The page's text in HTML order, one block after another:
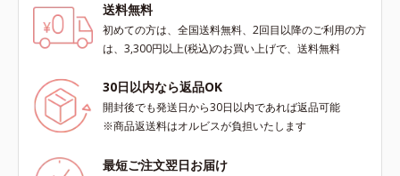
送料無料
初めての方は、全国送料無料、2回目以降のご利用の方
は、3,300円以上(税込)のお買い上げで、送料無料
30日以内なら返品OK
開封後でも発送日から30日以内であれば返品可能
※商品返送料はオルビスが負担いたします
最短ご注文翌日お届け